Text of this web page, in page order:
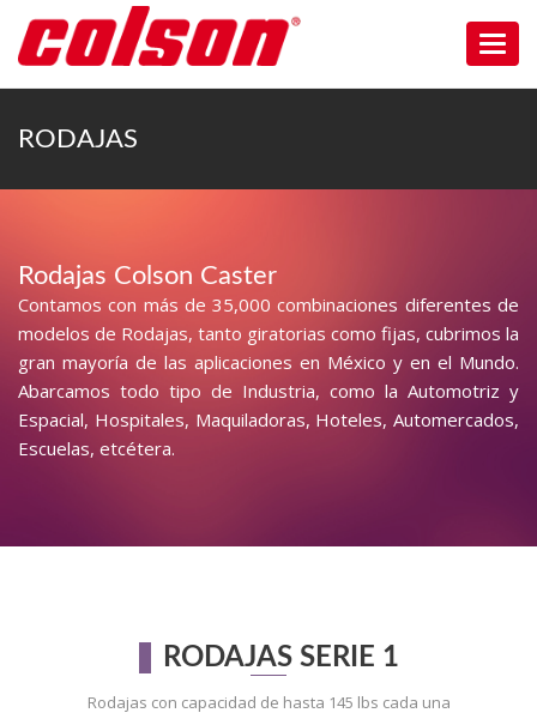
RODAJAS
Rodajas Colson Caster
Contamos con más de 35,000 combinaciones diferentes de
modelos de Rodajas, tanto giratorias como fijas, cubrimos la
gran mayoría de las aplicaciones en México y en el Mundo.
Abarcamos todo tipo de Industria, como la Automotriz y
Espacial, Hospitales, Maquiladoras, Hoteles, Automercados,
Escuelas, etcétera.
RODAJAS SERIE 1
Rodajas con capacidad de hasta 145 lbs cada una